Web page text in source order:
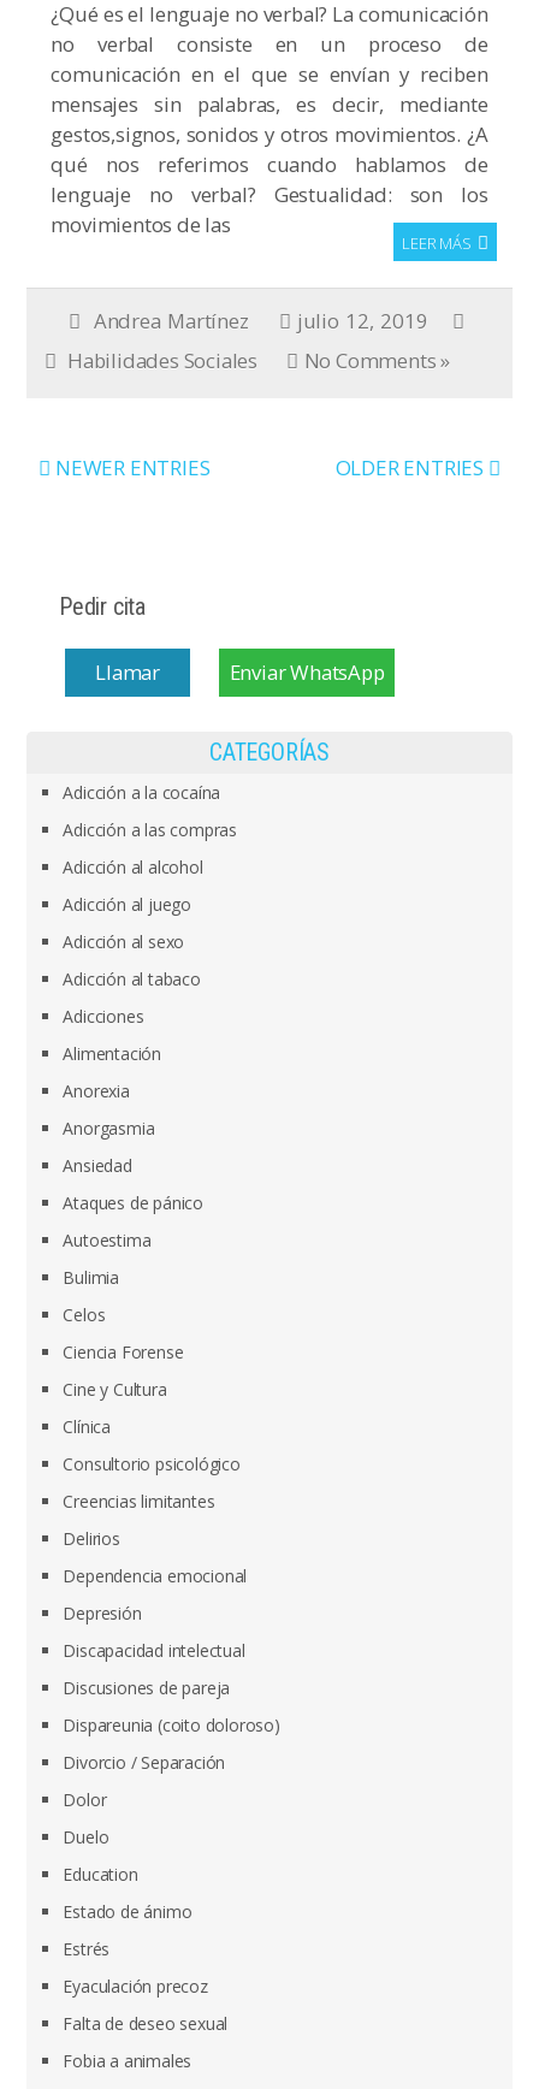
¿Qué es el lenguaje no verbal? La comunicación
no verbal consiste en un proceso de
comunicación en el que se envían y reciben
mensajes sin palabras, es decir, mediante
gestos,signos, sonidos y otros movimientos. ¿A
qué nos referimos cuando hablamos de
lenguaje no verbal? Gestualidad: son los
movimientos de las
LEER MÁS
Andrea Martínez
julio 12, 2019
Habilidades Sociales
No Comments »
NEWER ENTRIES OLDER ENTRIES
Pedir cita
Llamar Enviar WhatsApp
CATEGORÍAS
Adicción a la cocaína
Adicción a las compras
Adicción al alcohol
Adicción al juego
Adicción al sexo
Adicción al tabaco
Adicciones
Alimentación
Anorexia
Anorgasmia
Ansiedad
Ataques de pánico
Autoestima
Bulimia
Celos
Ciencia Forense
Cine y Cultura
Clínica
Consultorio psicológico
Creencias limitantes
Delirios
Dependencia emocional
Depresión
Discapacidad intelectual
Discusiones de pareja
Dispareunia (coito doloroso)
Divorcio / Separación
Dolor
Duelo
Education
Estado de ánimo
Estrés
Eyaculación precoz
Falta de deseo sexual
Fobia a animales